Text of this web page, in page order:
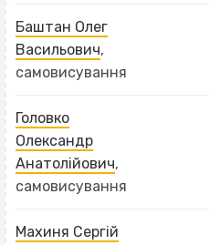
Баштан Олег
Васильович,
самовисування
Головко
Олександр
Анатолійович,
самовисування
Махиня Сергій